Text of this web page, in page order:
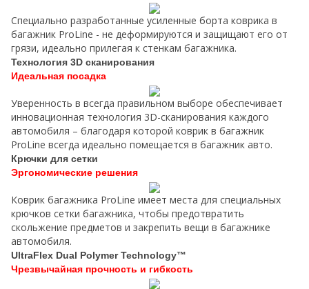
Специально разработанные усиленные борта коврика в
багажник ProLine - не деформируются и защищают его от
грязи, идеально прилегая к стенкам багажника.
Технология 3D сканирования
Идеальная посадка
Уверенность в всегда правильном выборе обеспечивает
инновационная технология 3D-сканирования каждого
автомобиля – благодаря которой коврик в багажник
ProLine всегда идеально помещается в багажник авто.
Крючки для сетки
Эргономические решения
Коврик багажника ProLine имеет места для специальных
крючков сетки багажника, чтобы предотвратить
скольжение предметов и закрепить вещи в багажнике
автомобиля.
UltraFlex Dual Polymer Technology™
Чрезвычайная прочность и гибкость